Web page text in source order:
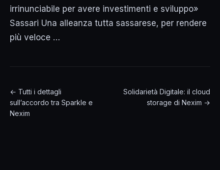
irrinunciabile per avere investimenti e sviluppo»
Sassari Una alleanza tutta sassarese, per rendere
più veloce …
← Tutti i dettagli
sull’accordo tra Sparkle e
Nexim
Solidarietà Digitale: il cloud
storage di Nexim →